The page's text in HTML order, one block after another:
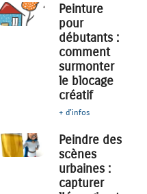
Peinture
pour
débutants :
comment
surmonter
le blocage
créatif
+ d'infos
Peindre des
scènes
urbaines :
capturer